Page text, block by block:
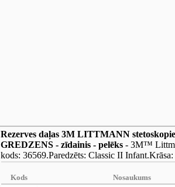
Rezerves daļas 3M LITTMANN
GREDZENS - zīdainis - pelēks - 3M™
kods: 36569.Paredzēts: Classic II
Kods Nosaukums